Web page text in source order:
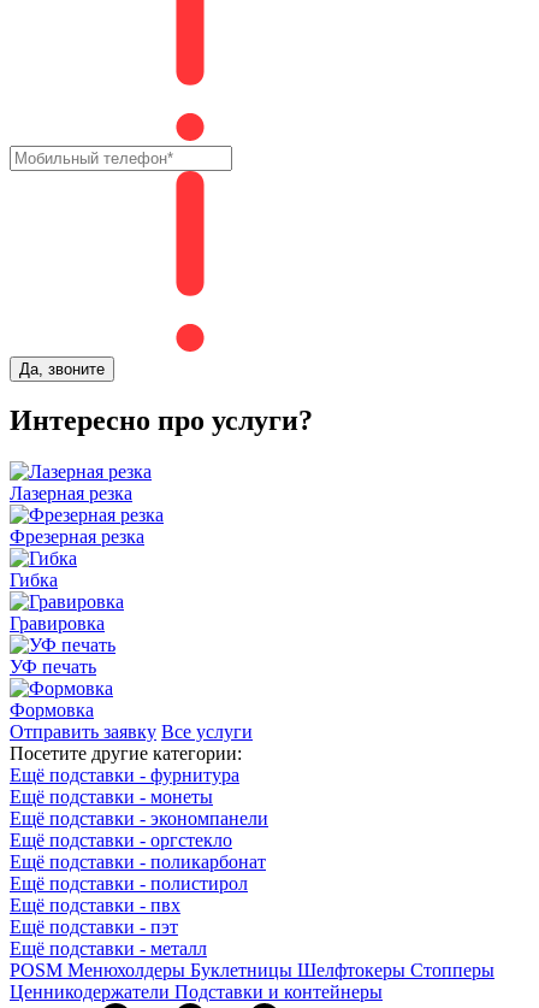
Да, звоните
Интересно про услуги?
Лазерная резка
Фрезерная резка
Гибка
Гравировка
УФ печать
Формовка
Отправить заявку Все услуги
Посетите другие категории:
Ещё подставки - фурнитура
Ещё подставки - монеты
Ещё подставки - экономпанели
Ещё подставки - оргстекло
Ещё подставки - поликарбонат
Ещё подставки - полистирол
Ещё подставки - пвх
Ещё подставки - пэт
Ещё подставки - металл
POSM Менюхолдеры Буклетницы Шелфтокеры Стопперы
Ценникодер­жа­те­ли Подставки и контейнеры